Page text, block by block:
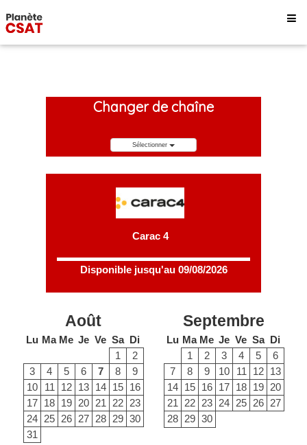
Changer de chaîne
Sélectionner
Carac 4
Disponible jusqu'au 09/08/2026
Août
Lu Ma Me Je Ve Sa Di
1
2
3
4 5 6 7 8
9
10
11 12 13 14 15 16
17 18 19 20 21 22 23
24 25 26 27 28 29 30
31
Septembre
Lu Ma Me Je Ve Sa Di
1
2 3 4 5
6
7
8 9 10 11 12 13
14 15 16 17 18 19 20
21
22 23 24 25 26 27
28 29 30